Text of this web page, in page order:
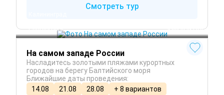
Смотреть тур
Светлогорск
Круглый год
На самом западе России
Насладитесь золотыми пляжами курортных
городов на берегу Балтийского моря
Ближайшие даты проведения:
14.08
21.08 28.08
+ 8 вариантов